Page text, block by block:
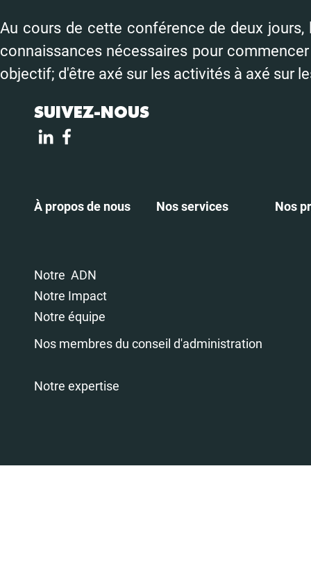
Au cours de cette conférence de deux
connaissances nécessaires pour
objectif; d'être axé sur les activités à axé sur
SUIVEZ-NOUS
À propos de nous Nos services Nos
Notre ADN
Notre Impact
Notre équipe
Nos membres du conseil d'administration
Notre expertise